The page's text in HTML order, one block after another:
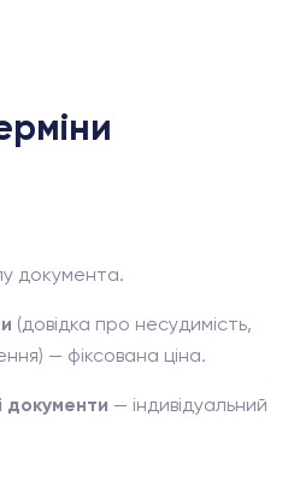
документа.
(довідка про несудимість,
— фіксована ціна.
документи — індивідуальний